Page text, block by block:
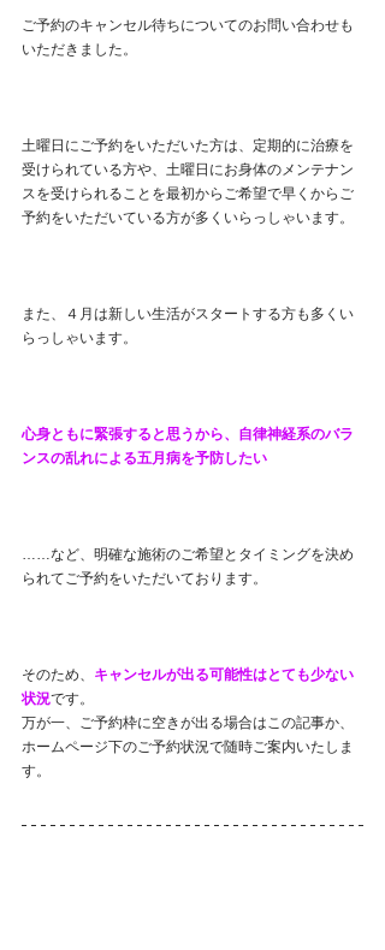
ご予約のキャンセル待ちについてのお問い合わせも
いただきました。
土曜日にご予約をいただいた方は、定期的に治療を
受けられている方や、土曜日にお身体のメンテナン
スを受けられることを最初からご希望で早くからご
予約をいただいている方が多くいらっしゃいます。
また、４月は新しい生活がスタートする方も多くい
らっしゃいます。
心身ともに緊張すると思うから、自律神経系のバラ
ンスの乱れによる五月病を予防したい
……など、明確な施術のご希望とタイミングを決め
られてご予約をいただいております。
そのため、 キャンセルが出る可能性はとても少ない
状況です。
万が一、ご予約枠に空きが出る場合はこの記事か、
ホームページ下のご予約状況で随時ご案内いたしま
す。